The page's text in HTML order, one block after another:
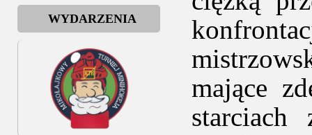
WYDARZENIA
mające